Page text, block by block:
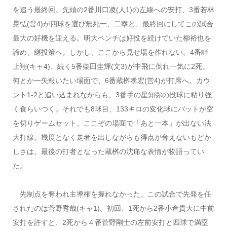
を追う最終回。先頭の2番川口凌(人1)の左線への安打、3番若林
晃弘(営4)が四球を選び無死一、二塁と、最終回にしてこの試合
最大の好機を迎える。明大ベンチは好投を続けていた柳裕也を
諦め、継投策へ。しかし、ここから見せ場を作れない。4番畔
上翔(キャ4)、続く5番柴田圭輝(文3)が中飛に倒れ一気に2死。
何とか一矢報いたい場面で、6番蔵桝孝宏(営4)が打席へ。カウ
ント1-2と追い込まれながらも、3番手の星知弥の投球に粘り強
く食らいつく。それでも8球目、133キロの変化球にバットが空
を切りゲームセット。ここぞの場面で「あと一本」が出ない法
大打線。幾度となく走者を出しながらも得点が奪えないもどか
しさは、最後の打者となった蔵桝の沈痛な表情が物語ってい
た。
先制点を奪われ主導権を握れなかった。この試合で先発を任
されたのは菅野秀哉(キャ1)。初回、1死から2番小倉貴大に中前
安打を許すと、2死から４番菅野剛士の左前安打と四球で満塁